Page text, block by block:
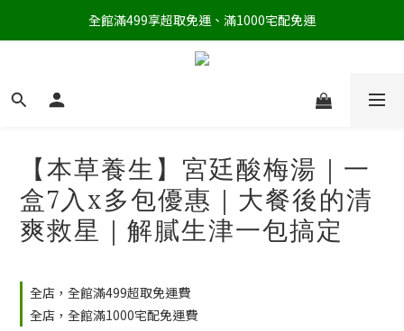
全館滿499享超取免運、滿1000宅配免運
【本草養生】宮廷酸梅湯｜一
盒7入x多包優惠｜大餐後的清
爽救星｜解膩生津一包搞定
全店，全館滿499超取免運費
全店，全館滿1000宅配免運費